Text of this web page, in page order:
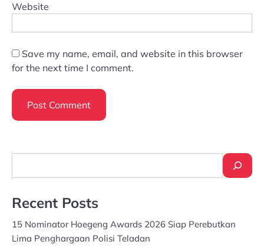
Website
Save my name, email, and website in this browser
for the next time I comment.
Recent Posts
15 Nominator Hoegeng Awards 2026 Siap Perebutkan
Lima Penghargaan Polisi Teladan